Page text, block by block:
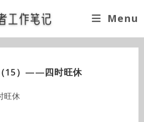
Menu
15）——四时旺休
旺休